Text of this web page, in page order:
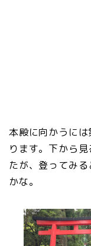
本殿に向かうに
ります。下から
たが、登ってみ
かな。